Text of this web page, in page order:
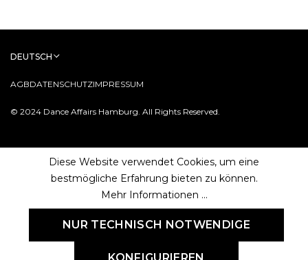
© 2024 Dance Affairs Hamburg. All Rights Reserved.
AGBDATENSCHUTZIMPRESSUM
DEUTSCH
Diese Website verwendet Cookies, um eine
bestmögliche Erfahrung bieten zu können.
Mehr Informationen ...
NUR TECHNISCH NOTWENDIGE